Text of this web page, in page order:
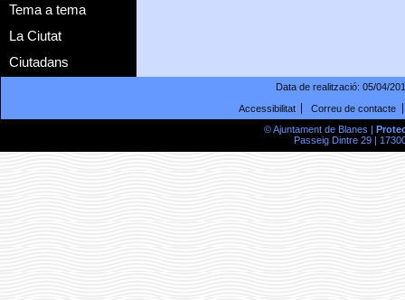
Tema a tema
La Ciutat
Ciutadans
Data de realització: 05/04/
Accessibilitat
Correu de contacte
© Ajuntament de Blanes |
Passeig Dintre 29 |